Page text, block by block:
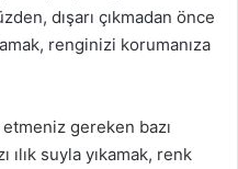
dışarı çıkmadan önce
renginizi korumanıza
etmeniz gereken bazı
ılık suyla yıkamak, renk